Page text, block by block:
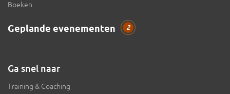
Boeken
Geplande evenementen 2
Ga snel naar
Training & Coaching